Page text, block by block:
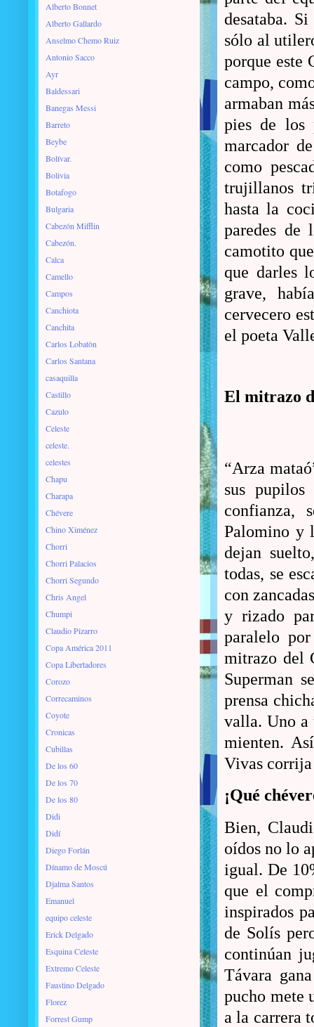
desataba.
sólo al
porque este
campo,
armaban
pies de los
marcador
como
trujillanos
hasta la
paredes de
camotito
que darles
grave,
cervecero
el poeta
El mitrazo
“Arza
sus pupilos
confianza,
Palomino y
dejan
todas, se
con
y rizado
paralelo
mitrazo del
Superman
prensa
valla. Uno a
mienten.
Vivas
¡Qué
Bien,
oídos no lo
igual. De
que el
inspirados
de Solís
continúan
Távara
pucho mete
a la carrera
Alberto Bonnet
Alberto Gallardo
Anselmo Chemo Ruiz
Antonio Sacco
Ayr
Baldessari
Banegas Messi
Barreto
Beybe
Bolívar.
Bolivia
Botafogo
Bulgaria
Cabezón Mifflin
Cabezón.
Calca
Camello
Campos
Canchiota
Canchita
Carlos Lobatòn
Carlos Santana
casaquilla
Castillo
Cazulo
Celeste
celeste.
celestes
Chapu
Charapa
Chévere
Chino Ximénez
Chorri
Chorri Palacios
Chorri Segundo
Chris Angel
Chumpi
Claudio Pizarro
Copa América 2011
Copa Libertadores
Corozo
Correcaminos
Coyote
Cronicas
Cubillas
De los 60
De los 70
De los 80
Didi
Didí
Diego Forlán
Dínamo de Moscú
Djalma Santos
Emanuel
equipo celeste
Erick Delgado
Esquina Celeste
Extremo Celeste
Faustino Delgado
Florez
Forrest Gump